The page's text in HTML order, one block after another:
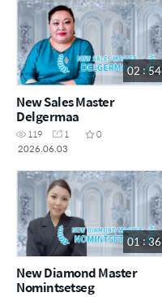
02 : 54
New Sales Master
Delgermaa
119 1
0
2026.06.03
01 : 36
New Diamond Master
Nomintsetseg